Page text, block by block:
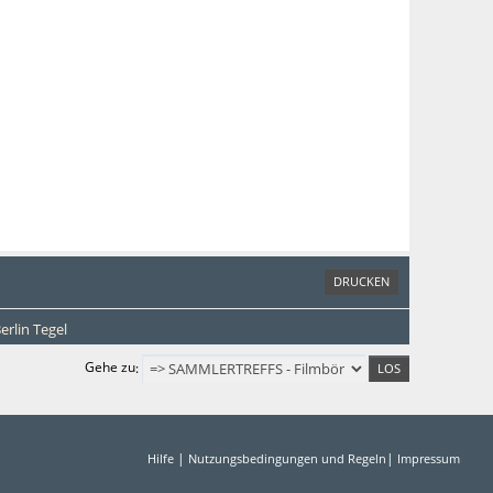
DRUCKEN
Tegel
Gehe zu
Hilfe | Nutzungsbedingungen und Regeln | Impressum